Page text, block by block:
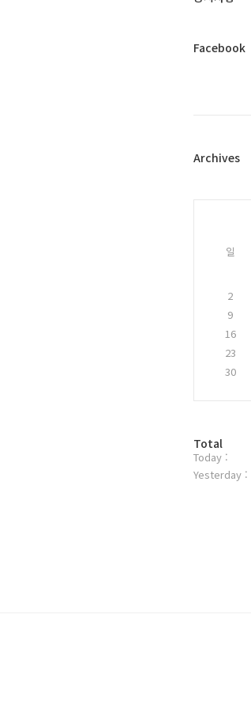
페
플
Facebook
Archives
일
2
9
16
23
30
방
문
자
Total
Today :
Yesterday :